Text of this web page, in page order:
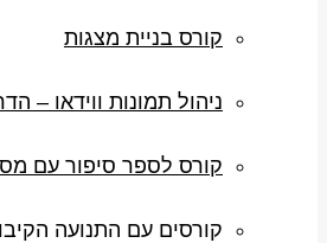
קורס בניית מצגות
ניהול תמונות ווידאו –
קורס לספר סיפור עם
קורסים עם התנועה